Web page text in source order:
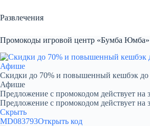
к
сути
Развлечения
Промокоды игровой центр «Бумба Юмба»
Скидки до 70% и повышенный кешбэк до
Афише
Предложение с промокодом действует на
Предложение с промокодом действует на
Скрыть
MD083793Открыть код